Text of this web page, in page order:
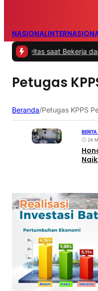
NASIONAL
saat Bekerja dari
Petugas
Beranda/Petugas KPPS
24